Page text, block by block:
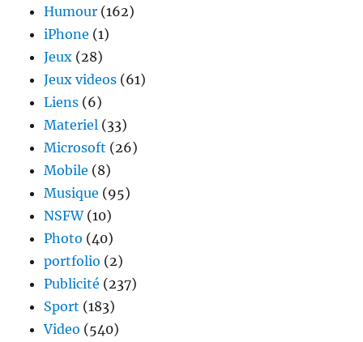
Humour (162)
iPhone (1)
Jeux (28)
Jeux videos (61)
Liens (6)
Materiel (33)
Microsoft (26)
Mobile (8)
Musique (95)
NSFW(10)
Photo (40)
portfolio (2)
Publicité (237)
Sport (183)
Video (540)